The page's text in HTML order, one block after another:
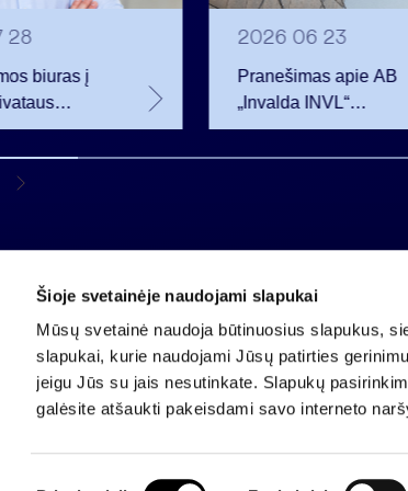
Šioje svetainėje naudojami slapukai
Mūsų svetainė naudoja būtinuosius slapukus,
slapukai, kurie naudojami Jūsų patirties
jeigu Jūs su jais nesutinkate. Slapukų
galėsite atšaukti pakeisdami savo interneto
28
biuras į
fondą
mln. JAV
2026 06 23
Pranešimas apie AB
„Invalda INVL“
balsavimo teisių
netekimą
Vilnius